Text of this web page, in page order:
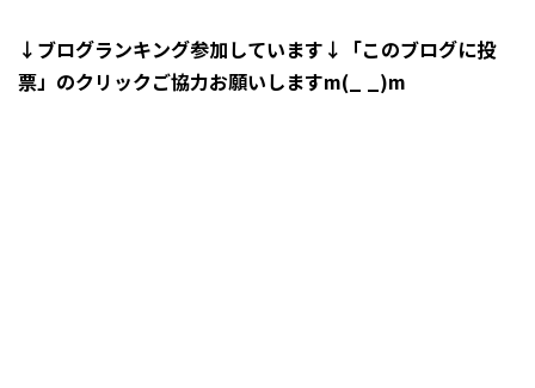
↓ブログランキング参加しています↓「このブログに投
票」のクリックご協力お願いしますm(_ _)m